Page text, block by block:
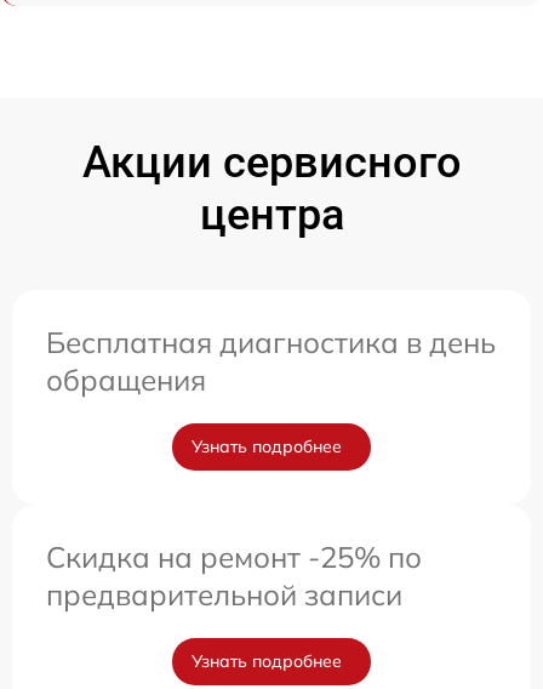
Акции сервисного
центра
Бесплатная диагностика в день
обращения
Узнать подробнее
Скидка на ремонт -25% по
предварительной записи
Узнать подробнее